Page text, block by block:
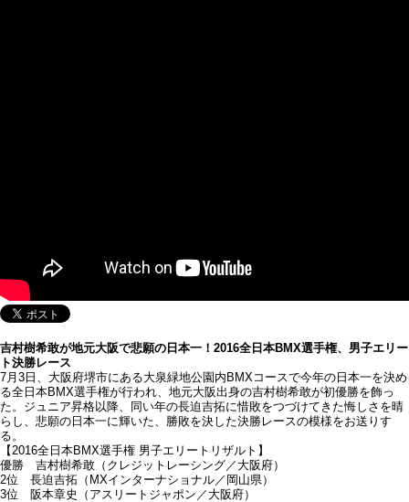
吉村樹希敢が地元大阪で悲願の日本一！2016全日本BMX選手権、男子エリー
ト決勝レース
7月3日、大阪府堺市にある大泉緑地公園内BMXコースで今年の日本一を決め
る全日本BMX選手権が行われ、地元大阪出身の吉村樹希敢が初優勝を飾っ
た。ジュニア昇格以降、同い年の長迫吉拓に惜敗をつづけてきた悔しさを晴
らし、悲願の日本一に輝いた、勝敗を決した決勝レースの模様をお送りす
る。
【2016全日本BMX選手権 男子エリートリザルト】
優勝 吉村樹希敢（クレジットレーシング／大阪府）
2位 長迫吉拓（MXインターナショナル／岡山県）
3位 阪本章史（アスリートジャポン／大阪府）